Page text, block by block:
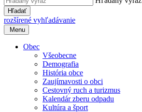
Hľadať
rozšírené vyhľadávanie
Menu
Obec
Všeobecne
Demografia
História obce
Zaujímavosti o obci
Cestovný ruch a turizmus
Kalendár zberu odpadu
Kultúra a šport